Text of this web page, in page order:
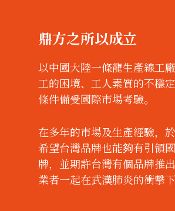
鼎方之所以成立
以中國大陸一條龍生產線工
工的困境、工人素質的不穩
條件備受國際市場考驗。
在多年的市場及生產經驗，
希望台灣品牌也能夠有引領
牌，並期許台灣有個品牌推
業者一起在武漢肺炎的衝擊